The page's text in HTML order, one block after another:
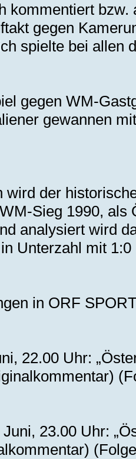
kommentiert
gegen
spielte bei allen
gegen WM-
gewannen
wird der
Sieg 1990, als
analysiert wird
Unterzahl mit
in ORF
22.00 Uhr:
23.00 Uhr: